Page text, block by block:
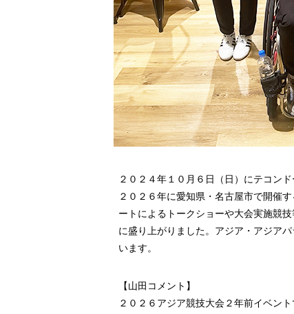
２０２４年１０月６日（日）にテコン
２０２６年に愛知県・名古屋市で開催
ートによるトークショーや大会実施競
に盛り上がりました。アジア・アジア
います。
【山田コメント】
２０２６アジア競技大会２年前イベン